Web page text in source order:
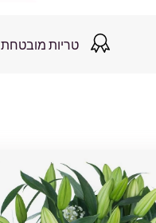
טריות מובטחת